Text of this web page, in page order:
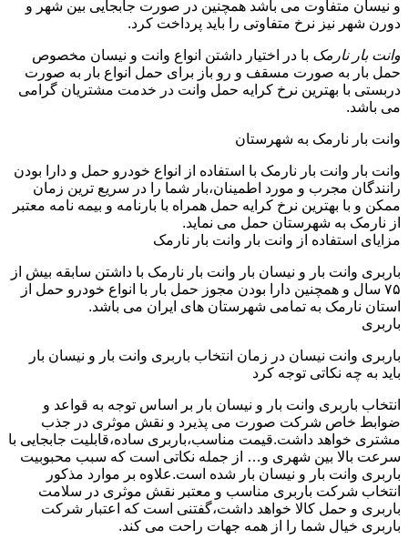
و نیسان متفاوت می باشد همچنین در صورت جابجایی بین شهر و
دورن شهر نیز نرخ متفاوتی را باید پرداخت کرد.
وانت بار نارمک با در اختیار داشتن انواع وانت و نیسان مخصوص
حمل بار به صورت مسقف و رو باز برای حمل انواع بار به صورت
دربستی با بهترین نرخ کرایه حمل وانت در خدمت مشتریان گرامی
می باشد.
وانت بار نارمک به شهرستان
وانت بار وانت بار نارمک با استفاده از انواع خودرو حمل و دارا بودن
رانندگان مجرب و مورد اطمینان،بار شما را در سریع ترین زمان
ممکن و با بهترین نرخ کرایه حمل همراه با بارنامه و بیمه نامه معتبر
از نارمک به شهرستان حمل می نماید.
مزایای استفاده از وانت بار وانت بار نارمک
باربری وانت بار و نیسان بار وانت بار نارمک با داشتن سابقه بیش از
۷۵ سال و همچنین دارا بودن مجوز حمل بار با انواع خودرو حمل از
استان نارمک به تمامی شهرستان های ایران می باشد.
باربری
باربری وانت نیسان در زمان انتخاب باربری وانت بار و نیسان بار
باید به چه نکاتی توجه کرد
انتخاب باربری وانت بار و نیسان بار بر اساس توجه به قواعد و
ضوابط خاص شرکت صورت می پذیرد و نقش موثری در جذب
مشتری خواهد داشت.قیمت مناسب،باربری ساده،قابلیت جابجایی با
سرعت بالا بین شهری و… از جمله نکاتی است که سبب محبوبیت
باربری وانت بار و نیسان بار شده است.علاوه بر موارد مذکور
انتخاب شرکت باربری مناسب و معتبر نقش موثری در سلامت
باربری و حمل کالا خواهد داشت،گفتنی است که اعتبار شرکت
باربری خیال شما را از همه جهات راحت می کند.